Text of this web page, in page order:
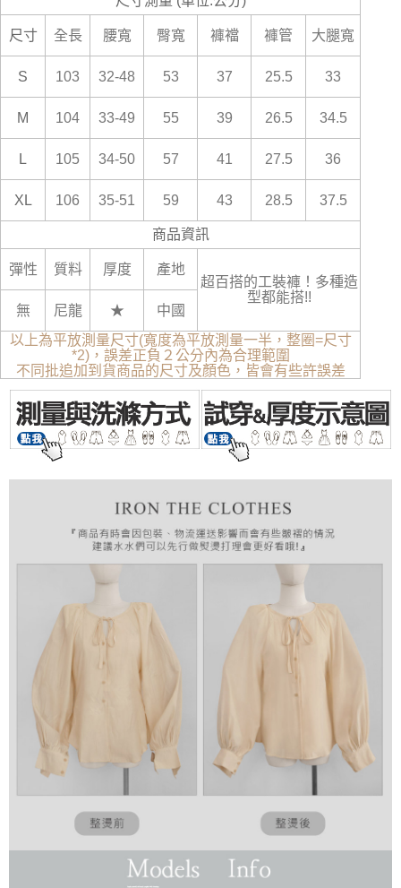
尺寸 全長 腰寬 臀寬 褲襠 褲管 大腿寬
S 103 32-48 53 37 25.5 33
M 104 33-49 55 39 26.5 34.5
L 105 34-50 57 41 27.5 36
XL 106 35-51 59 43 28.5 37.5
商品資訊
彈性 質料 厚度
產地
超百搭的工裝褲！多種造
型都能搭!!
無
尼龍 ★
中國
以上為平放測量尺寸(寬度為平放測量一半，整圈=尺寸
*2)，誤差正負２公分內為合理範圍
不同批追加到貨商品的尺寸及顏色，皆會有些許誤差